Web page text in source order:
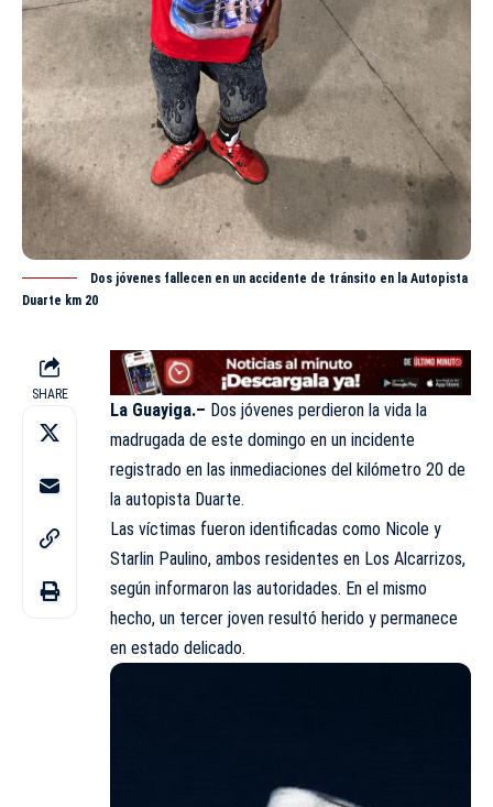
Dos jóvenes fallecen en un accidente de tránsito en la Autopista
Duarte km 20
SHARE
La Guayiga.– Dos jóvenes perdieron la vida la
madrugada de este domingo en un incidente
registrado en las inmediaciones del kilómetro 20 de
la autopista Duarte.
Las víctimas fueron identificadas como Nicole y
Starlin Paulino, ambos residentes en Los Alcarrizos,
según informaron las autoridades. En el mismo
hecho, un tercer joven resultó herido y permanece
en estado delicado.